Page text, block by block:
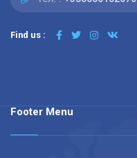
Find us :
Footer Menu